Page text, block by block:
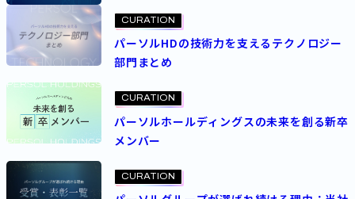
CURATION
パーソルHDの技術力を支えるテクノロジー
部門まとめ
CURATION
パーソルホールディングスの未来を創る新卒
メンバー
CURATION